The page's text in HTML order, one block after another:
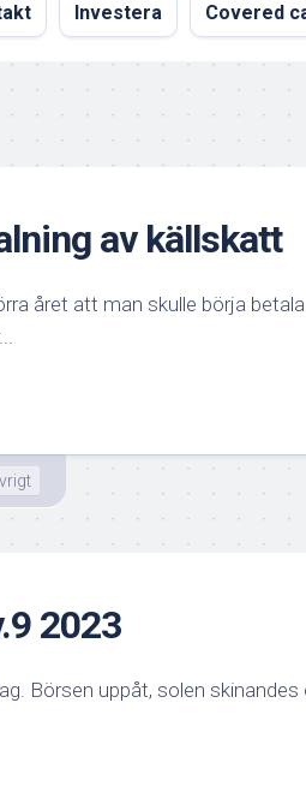
Investera Covered
av källskatt
året att man skulle börja betala
2023
Börsen uppåt, solen skinandes